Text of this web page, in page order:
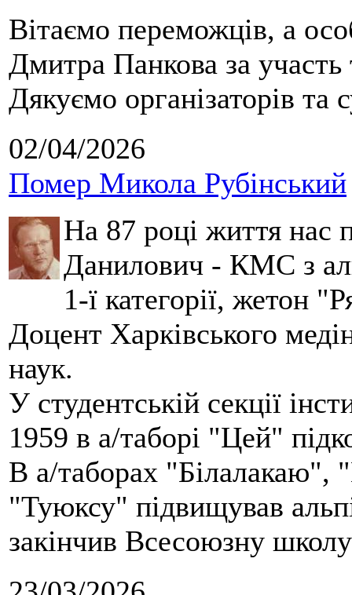
Вітаємо переможців, а
Дмитра Панкова за
Дякуємо організаторів та
02/04/2026
Помер Микола Рубінський
На 87 році життя нас
Данилович - КМС з
1-ї категорії, жетон
Доцент Харківського
наук.
У студентській секції
1959 в а/таборі "Цей"
В а/таборах "Білалакаю",
"Туюксу" підвищував
закінчив Всесоюзну